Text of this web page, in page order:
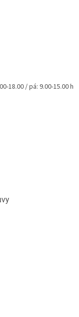
18.00 / pá: 9.00-15.00 h